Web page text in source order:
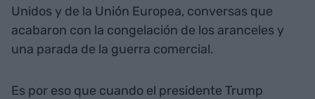
Unidos y de la Unión Europea, conversas que
acabaron con la congelación de los aranceles y
una parada de la guerra comercial.
Es por eso que cuando el presidente Trump